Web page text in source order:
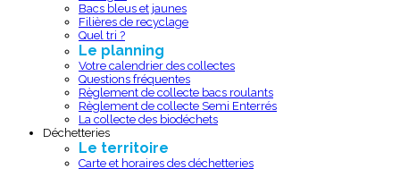
Bacs bleus et jaunes
Filières de recyclage
Quel tri ?
Le planning
Votre calendrier des collectes
Questions fréquentes
Règlement de collecte bacs roulants
Règlement de collecte Semi Enterrés
La collecte des biodéchets
Déchetteries
Le territoire
Carte et horaires des déchetteries